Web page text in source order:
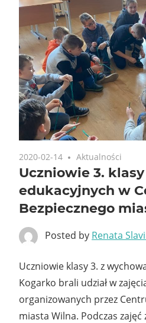
2020-02-14 Aktualności
Uczniowie 3.
edukacyjnych w
Bezpiecznego
Posted by Renata
Uczniowie klasy 3. z
Kogarko brali udział w
organizowanych przez
miasta Wilna. Podczas zajęć